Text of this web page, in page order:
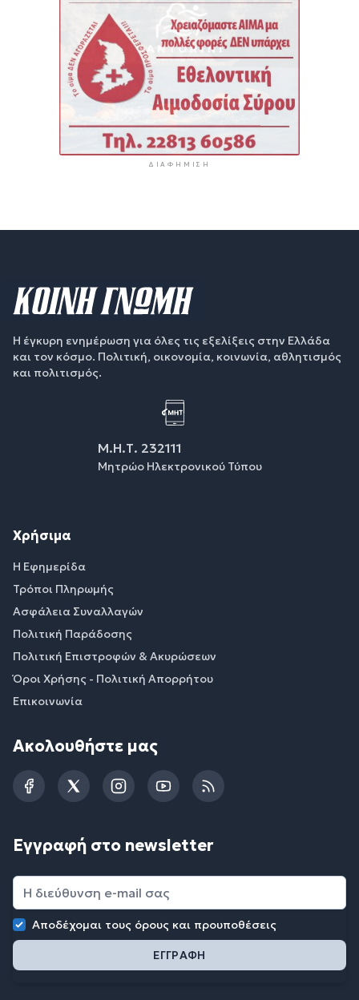
ΔΙΑΦΉΜΙΣΗ
Η έγκυρη ενημέρωση για όλες τις εξελίξεις στην Ελλάδα
και τον κόσμο. Πολιτική, οικονομία, κοινωνία, αθλητισμός
και πολιτισμός.
Μ.Η.Τ. 232111
Μητρώο Ηλεκτρονικού Τύπου
Χρήσιμα
Η Εφημερίδα
Τρόποι Πληρωμής
Ασφάλεια Συναλλαγών
Πολιτική Παράδοσης
Πολιτική Επιστροφών & Ακυρώσεων
Όροι Χρήσης - Πολιτική Απορρήτου
Επικοινωνία
Ακολουθήστε μας
FacebookTwitterInstagramYouTubeRSS
Εγγραφή στο newsletter
Αποδέχομαι τους όρους και προυποθέσεις